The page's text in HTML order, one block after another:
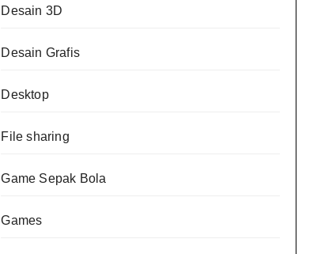
Desain 3D
Desain Grafis
Desktop
File sharing
Game Sepak Bola
Games